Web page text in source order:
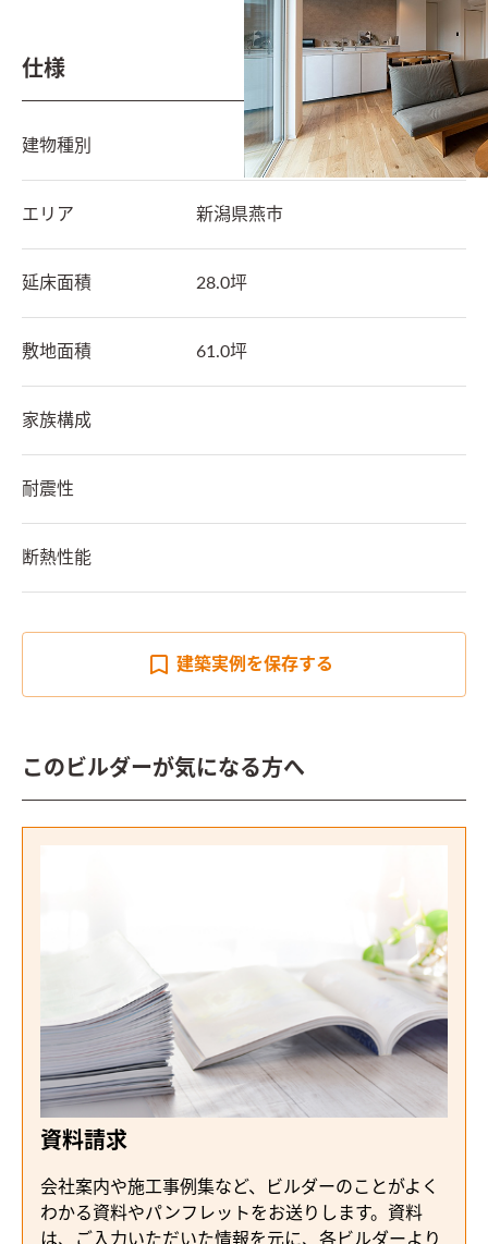
仕様
建物種別
エリア 新潟県燕市
延床面積 28.0坪
敷地面積 61.0坪
家族構成
耐震性
断熱性能
建築実例を保存する
このビルダーが気になる方へ
資料請求
会社案内や施工事例集など、ビルダーのことがよく
わかる資料やパンフレットをお送りします。資料
は、ご入力いただいた情報を元に、各ビルダーより